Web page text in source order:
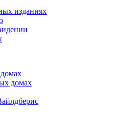
изданиях
домах